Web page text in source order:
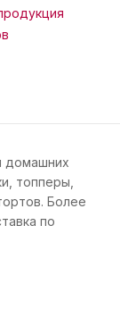
домашних
топперы,
Более
по